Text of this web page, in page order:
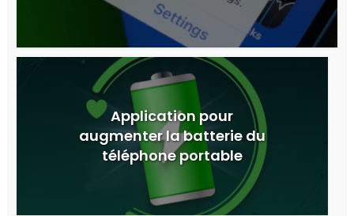
Application pour
augmenter la batterie du
téléphone portable